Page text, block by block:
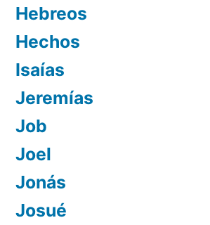
Hebreos
Hechos
Isaías
Jeremías
Job
Joel
Jonás
Josué